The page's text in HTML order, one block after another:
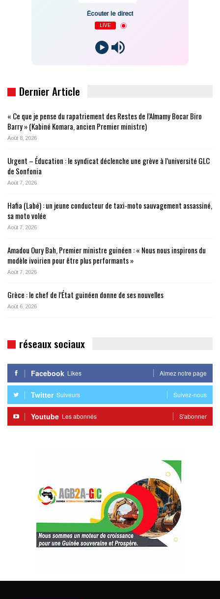
Écouter le direct
LIVE
Dernier Article
« Ce que je pense du rapatriement des Restes de l’Almamy Bocar Biro
Barry » (Kabiné Komara, ancien Premier ministre)
Août 8, 2026
Urgent – Éducation : le syndicat déclenche une grève à l’université GLC
de Sonfonia
Août 7, 2026
Hafia (Labé) : un jeune conducteur de taxi-moto sauvagement assassiné,
sa moto volée
Août 7, 2026
Amadou Oury Bah, Premier ministre guinéen : « Nous nous inspirons du
modèle ivoirien pour être plus performants »
Août 7, 2026
Grèce : le chef de l’État guinéen donne de ses nouvelles
Août 6, 2026
réseaux sociaux
Facebook Likes Aimez notre page
Twitter Suiveurs Suivez-nous
Youtube Les abonnés S'abonner